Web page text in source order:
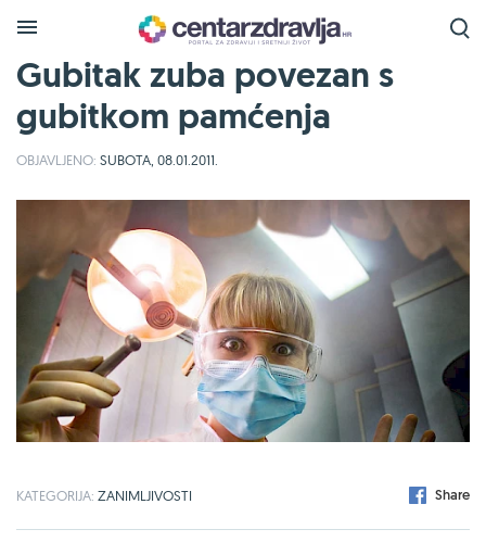
Gubitak zuba povezan s
gubitkom pamćenja
OBJAVLJENO: SUBOTA, 08.01.2011.
KATEGORIJA: ZANIMLJIVOSTI Share